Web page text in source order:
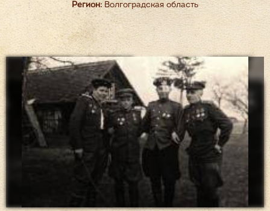
Регион:Волгоградская область